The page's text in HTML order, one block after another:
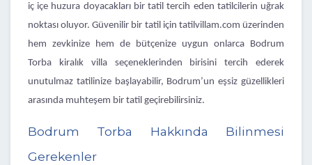
iç içe huzura doyacakları bir tatil tercih eden tatilcilerin uğrak
noktası oluyor. Güvenilir bir tatil için tatilvillam.com üzerinden
hem zevkinize hem de bütçenize uygun onlarca Bodrum
Torba kiralık villa seçeneklerinden birisini tercih ederek
unutulmaz tatilinize başlayabilir, Bodrum’un eşsiz güzellikleri
arasında muhteşem bir tatil geçirebilirsiniz.
Bodrum Torba Hakkında Bilinmesi
Gerekenler